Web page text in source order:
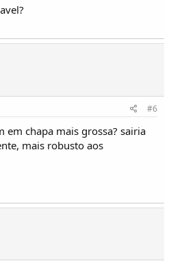
#6
chapa mais grossa? sairia
mais robusto aos